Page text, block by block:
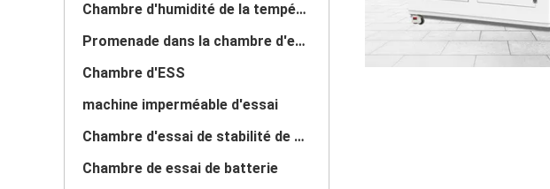
Chambre d'humidité de la température
Promenade dans la chambre d'essai
Chambre d'ESS
machine imperméable d'essai
Chambre d'essai de stabilité de drogue
Chambre de essai de batterie